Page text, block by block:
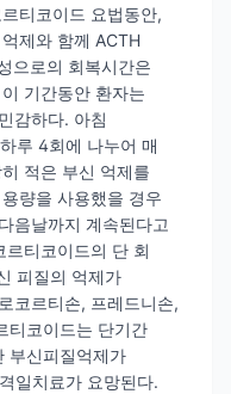
티코이드 요법동안,
제와 함께 ACTH
으로의 회복시간은
기간동안 환자는
감하다. 아침
루 4회에 나누어 매
적은 부신 억제를
량을 사용했을 경우
음날까지 계속된다고
티코이드의 단 회
피질의 억제가
코르티손, 프레드니손,
티코이드는 단기간
부신피질억제가
일치료가 요망된다.